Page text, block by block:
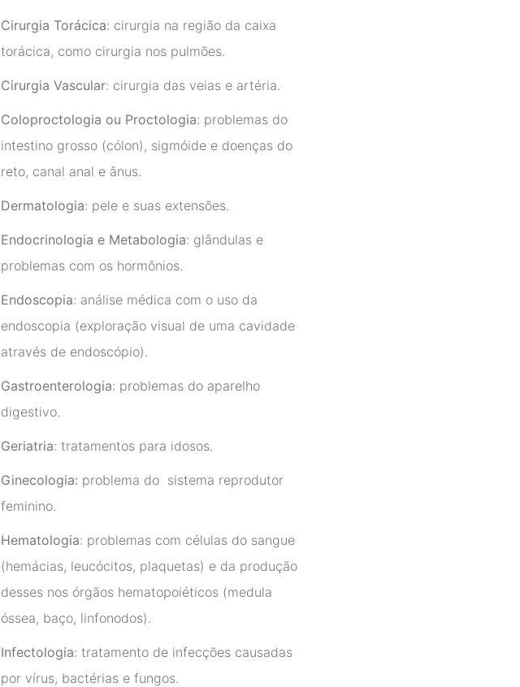
Cirurgia Torácica: cirurgia na região da caixa
torácica, como cirurgia nos pulmões.
Cirurgia Vascular: cirurgia das veias e artéria.
Coloproctologia ou Proctologia: problemas do
intestino grosso (cólon), sigmóide e doenças do
reto, canal anal e ânus.
Dermatologia: pele e suas extensões.
Endocrinologia e Metabologia: glândulas e
problemas com os hormônios.
Endoscopia: análise médica com o uso da
endoscopia (exploração visual de uma cavidade
através de endoscópio).
Gastroenterologia: problemas do aparelho
digestivo.
Geriatria: tratamentos para idosos.
Ginecologia: problema do sistema reprodutor
feminino.
Hematologia: problemas com células do sangue
(hemácias, leucócitos, plaquetas) e da produção
desses nos órgãos hematopoiéticos (medula
óssea, baço, linfonodos).
Infectologia: tratamento de infecções causadas
por vírus, bactérias e fungos.